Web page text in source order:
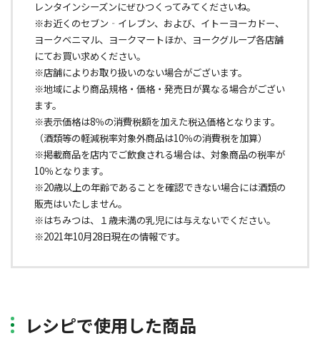
レンタインシーズンにぜひつくってみてくださいね。
※お近くのセブン‐イレブン、および、イトーヨーカドー、
ヨークベニマル、ヨークマートほか、ヨークグループ各店舗
にてお買い求めください。
※店舗によりお取り扱いのない場合がございます。
※地域により商品規格・価格・発売日が異なる場合がござい
ます。
※表示価格は8％の消費税額を加えた税込価格となります。
（酒類等の軽減税率対象外商品は10％の消費税を加算）
※掲載商品を店内でご飲食される場合は、対象商品の税率が
10％となります。
※20歳以上の年齢であることを確認できない場合には酒類の
販売はいたしません。
※はちみつは、１歳未満の乳児には与えないでください。
※2021年10月28日現在の情報です。
レシピで使用した商品